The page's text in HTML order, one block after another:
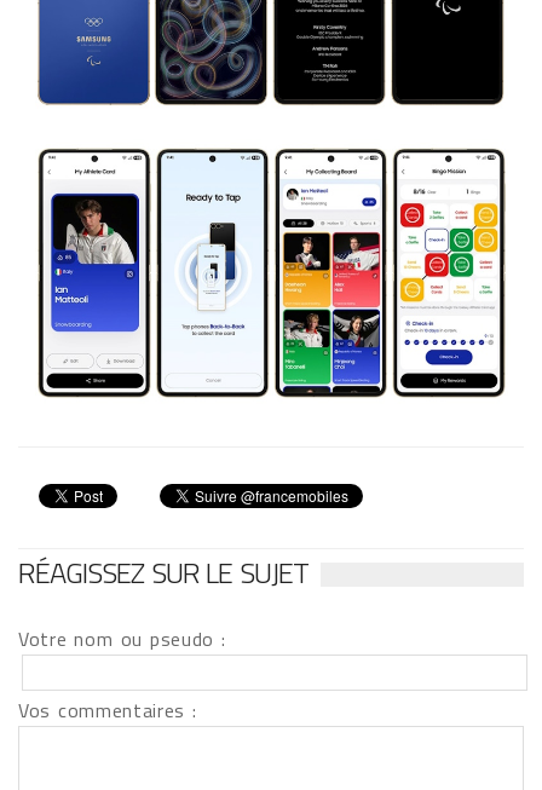
RÉAGISSEZ SUR LE SUJET
Votre nom ou pseudo :
Vos commentaires :